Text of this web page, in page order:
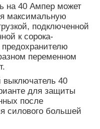
на 40 Ампер может
максимальную
подключенной
к сорока-
переменном
выключатель 40
для защиты
после
силового большей